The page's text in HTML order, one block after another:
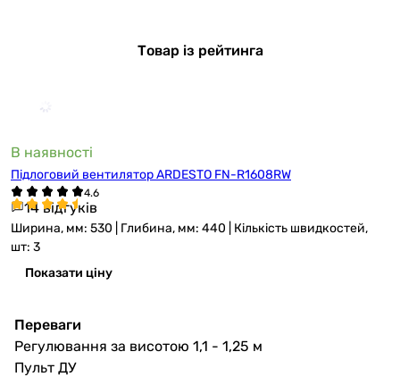
Товар із рейтинга
В наявності
Підлоговий вентилятор ARDESTO FN-R1608RW
14 відгуків
Ширина, мм: 530 | Глибина, мм: 440 | Кількість швидкостей,
шт: 3
Показати ціну
Переваги
Регулювання за висотою 1,1 - 1,25 м
Пульт ДУ